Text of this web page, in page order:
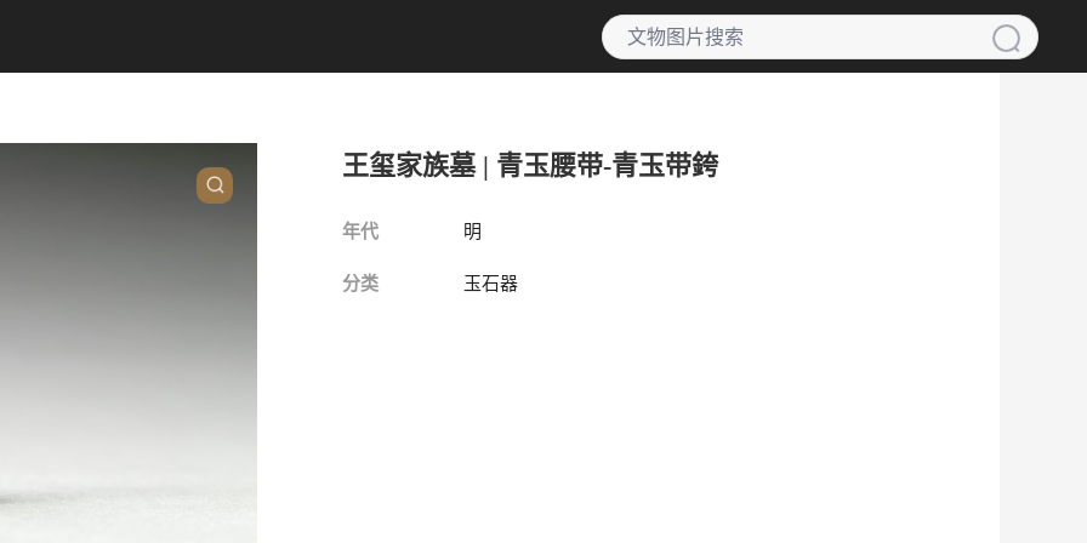
王玺家族墓 | 青玉腰带-青玉带銙
年代 明
分类 玉石器